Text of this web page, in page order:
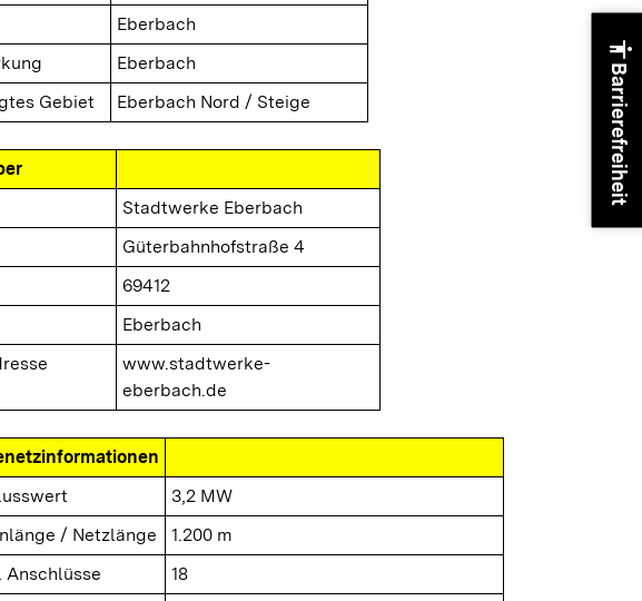
Eberbach
Eberbach
Gebiet
Eberbach Nord / Steige
Stadtwerke Eberbach
Güterbahnhofstraße 4
69412
Eberbach
www.stadtwerke-
eberbach.de
3,2 MW
/ Netzlänge
1.200 m
Anschlüsse
18
accessibility
Barrierefreiheit